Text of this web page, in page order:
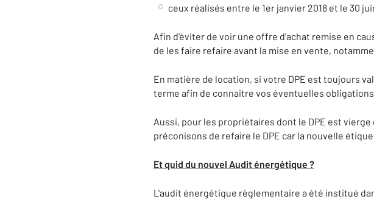
ceux réalisés entre le 1er janvier 2018 et le 30
Afin d'éviter de voir une offre d'achat remise en
de les faire refaire avant la mise en vente,
En matière de location, si votre DPE est toujours
terme afin de connaitre vos éventuelles
Aussi, pour les propriétaires dont le DPE est
préconisons de refaire le DPE car la nouvelle
Et quid du nouvel Audit énergétique ?
L'audit énergétique règlementaire a été institué